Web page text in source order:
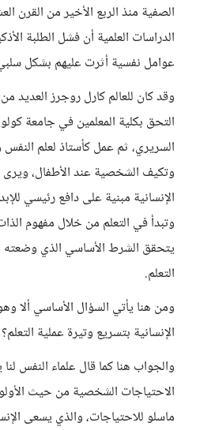
الصفية منذ الربع الأخير من القرن
الدراسات العلمية أن فشل الطلبة
عوامل نفسية أثرت عليهم بشكل
وقد كان للعالم كارل روجرز العديد
التحق بكلية المعلمين في جامعة
السريري، ثم عمل كأستاذ لعلم
وتكيف الشخصية عند الأطفال، ويرى
الإنسانية مبنية على دافع رئيسي
وتبدأ في التعلم من خلال مفهوم
يتحقق الشرط الأساسي الذي وضعته
التعلم.
ومن هنا يأتي السؤال الأساسي ألا
الإنسانية بتسريع وتيرة عملية التعلم؟
والجواب هنا كما قال علماء النفس
الاحتياجات الشخصية من حيث
ماسلو للاحتياجات، والذي يسعى